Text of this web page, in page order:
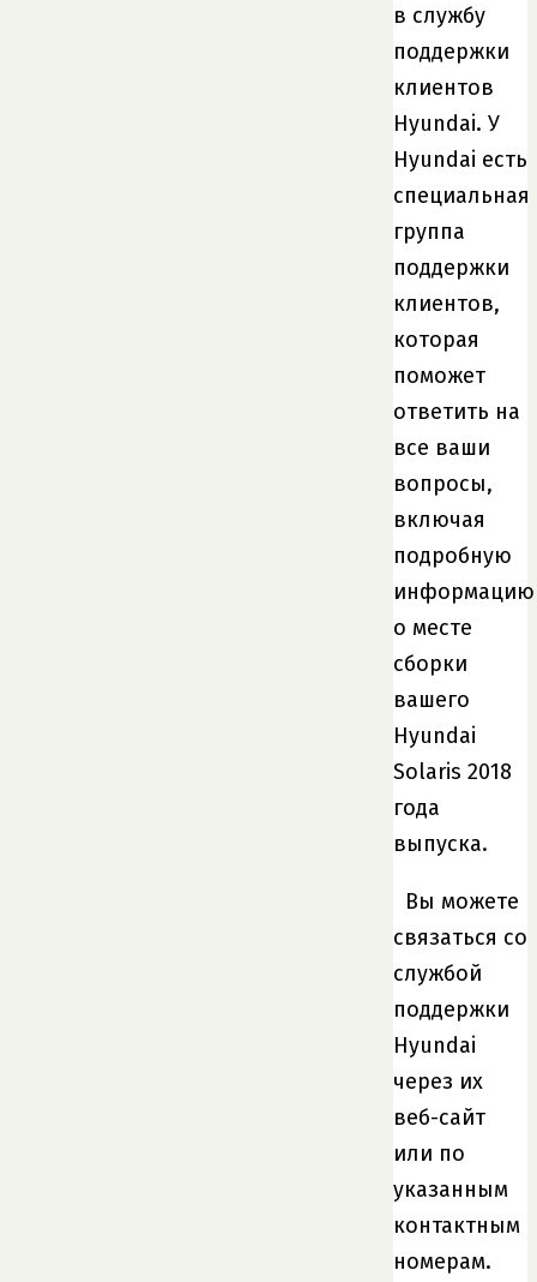
в службу
поддержки
клиентов
Hyundai. У
Hyundai есть
специальная
группа
поддержки
клиентов,
которая
поможет
ответить на
все ваши
вопросы,
включая
подробную
информацию
о месте
сборки
вашего
Hyundai
Solaris 2018
года
выпуска.
Вы можете
связаться со
службой
поддержки
Hyundai
через их
веб-сайт
или по
указанным
контактным
номерам.